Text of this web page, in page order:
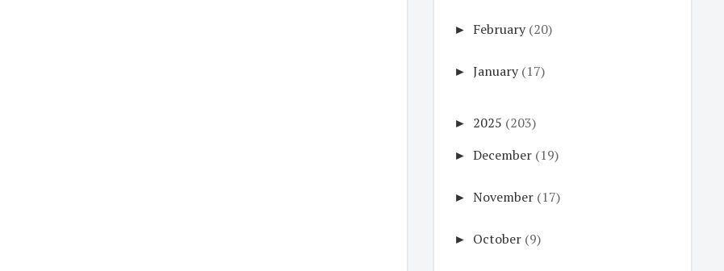
► February (20)
► January (17)
► 2025 (203)
► December (19)
► November (17)
► October (9)